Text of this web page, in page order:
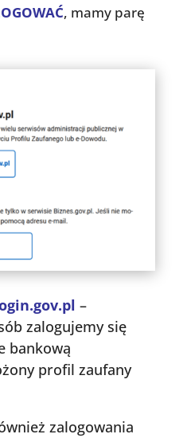
, mamy parę
–
zalogujemy się
bankową
profil zaufany
zalogowania